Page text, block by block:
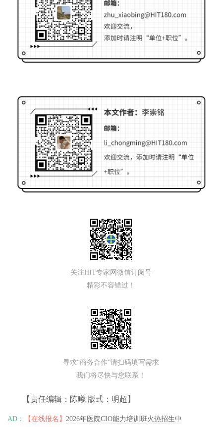
关注HIT专家网微信订阅号
精彩不容错过！
寻求“商务合作”请扫码填写需求
我们将尽快与您联系！
【责任编辑：陈曦 版式：明超】
AD： 【在线报名】 2026年医院CIO能力培训班火热招生中